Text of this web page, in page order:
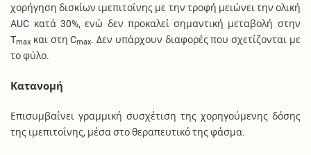
χορήγηση δισκίων ιμεπιτοΐνης με την τροφή μειώνει την ολική
AUC κατά 30%, ενώ δεν προκαλεί σημαντική μεταβολή στην
Tmax και στη Cmax. Δεν υπάρχουν διαφορές που σχετίζονται με
το φύλο.
Κατανομή
Επισυμβαίνει γραμμική συσχέτιση της χορηγούμενης δόσης
της ιμεπιτοΐνης, μέσα στο θεραπευτικό της φάσμα.